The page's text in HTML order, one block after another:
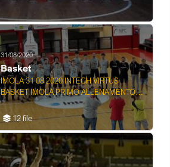
31/08/2020
Basket
IMOLA 31 08 2020 INTECH VIRTUS
BASKET IMOLA PRIMO ALLENAMENTO
CAT.C GOLD
12 file